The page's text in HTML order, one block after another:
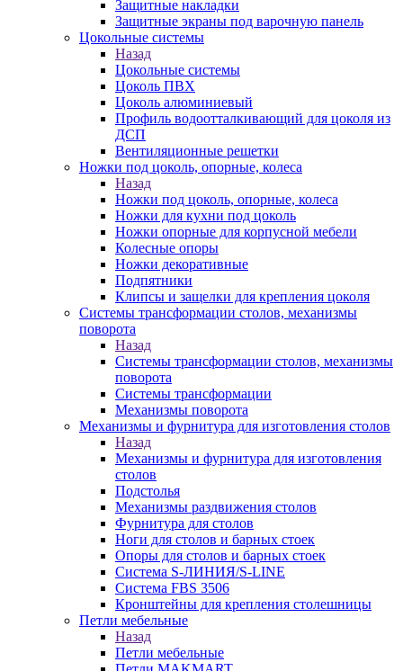
Защитные накладки
Защитные экраны под варочную панель
Цокольные системы
Назад
Цокольные системы
Цоколь ПВХ
Цоколь алюминиевый
Профиль водоотталкивающий для цоколя из
ДСП
Вентиляционные решетки
Ножки под цоколь, опорные, колеса
Назад
Ножки под цоколь, опорные, колеса
Ножки для кухни под цоколь
Ножки опорные для корпусной мебели
Колесные опоры
Ножки декоративные
Подпятники
Клипсы и защелки для крепления цоколя
Системы трансформации столов, механизмы
поворота
Назад
Системы трансформации столов, механизмы
поворота
Системы трансформации
Механизмы поворота
Механизмы и фурнитура для изготовления столов
Назад
Механизмы и фурнитура для изготовления
столов
Подстолья
Механизмы раздвижения столов
Фурнитура для столов
Ноги для столов и барных стоек
Опоры для столов и барных стоек
Система S-ЛИНИЯ/S-LINE
Система FBS 3506
Кронштейны для крепления столешницы
Петли мебельные
Назад
Петли мебельные